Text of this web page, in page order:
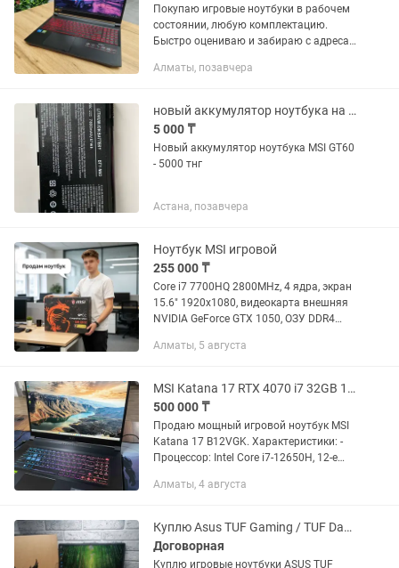
Покупаю игровые ноутбуки в рабочем
состоянии, любую комплектацию.
Быстро оцениваю и забираю с адреса,
Особенно интересуют игровые
Алматы, позавчера
новый аккумулятор ноутбука на MSI GT60
5 000 ₸
Новый аккумулятор ноутбука MSI GT60
- 5000 тнг
Астана, позавчера
Ноутбук MSI игровой
255 000 ₸
Core i7 7700HQ 2800MHz, 4 ядра, экран
15.6" 1920х1080, видеокарта внешняя
NVIDIA GeForce GTX 1050, ОЗУ DDR4
Win 7, Web-камера, Выход HDMI,Mini
Алматы, 5 августа
MSI Katana 17 RTX 4070 i7 32GB 144Hz
500 000 ₸
Продаю мощный игровой ноутбук MSI
Katana 17 B12VGK. Характеристики: -
Процессор: Intel Core i7-12650H, 12-е
RTX 4070 Laptop GPU, 8 GB -
Алматы, 4 августа
Куплю Asus TUF Gaming / TUF Dash / ROG игровой ноутбук
Договорная
Куплю игровые ноутбуки ASUS TUF